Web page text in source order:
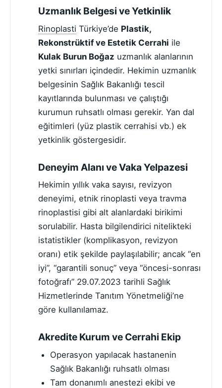
Uzmanlık Belgesi ve Yetkinlik
Rinoplasti Türkiye’de Plastik,
Rekonstrüktif ve Estetik Cerrahi ile
Kulak Burun Boğaz uzmanlık alanlarının
yetki sınırları içindedir. Hekimin uzmanlık
belgesinin Sağlık Bakanlığı tescil
kayıtlarında bulunması ve çalıştığı
kurumun ruhsatlı olması gerekir. Yan dal
eğitimleri (yüz plastik cerrahisi vb.) ek
yetkinlik göstergesidir.
Deneyim Alanı ve Vaka Yelpazesi
Hekimin yıllık vaka sayısı, revizyon
deneyimi, etnik rinoplasti veya travma
rinoplastisi gibi alt alanlardaki birikimi
sorulabilir. Hasta bilgilendirici nitelikteki
istatistikler (komplikasyon, revizyon
oranı) etik şekilde paylaşılabilir; ancak “en
iyi”, “garantili sonuç” veya “öncesi-sonrası
fotoğrafı” 29.07.2023 tarihli Sağlık
Hizmetlerinde Tanıtım Yönetmeliği’ne
göre kullanılamaz.
Akredite Kurum ve Cerrahi Ekip
Operasyon yapılacak hastanenin
Sağlık Bakanlığı ruhsatlı olması
Tam donanımlı anestezi ekibi ve